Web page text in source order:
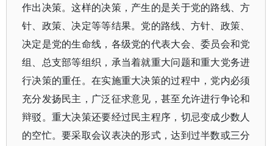
作出决策。这样的决策，产生的是关于党的路线、方
针、政策、决定等等结果。党的路线、方针、政策、
决定是党的生命线，各级党的代表大会、委员会和党
组、总支部等组织，承当着就重大问题和重大党务进
行决策的重任。在实施重大决策的过程中，党内必须
充分发扬民主，广泛征求意见，甚至允许进行争论和
辩驳。重大决策还要经过民主程序，切忌变成少数人
的空忙。要采取会议表决的形式，达到过半数或三分